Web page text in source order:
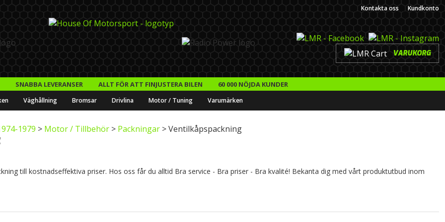
Kontakta oss Kundkonto
VARUKORG
SNABBA LEVERANSER ALLT FÖR ATT FINJUSTERA BILEN 60 000 NÖJDA KUNDER
Väghållning Bromsar Drivlina Motor / Tuning Varumärken
1979 > Motor / Tillbehör > Packningar > Ventilkåpspackning
till kostnadseffektiva priser. Hos oss får du alltid Bra service - Bra priser - Bra kvalité! Bekanta dig med vårt produktutbud inom